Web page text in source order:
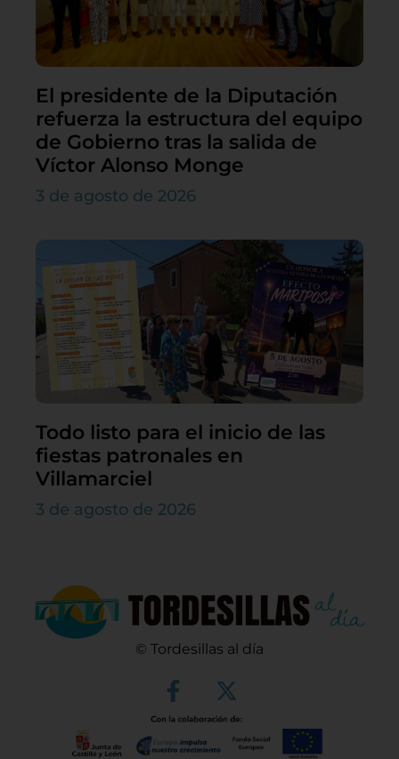
El presidente de la Diputación
refuerza la estructura del equipo
de Gobierno tras la salida de
Víctor Alonso Monge
3 de agosto de 2026
Todo listo para el inicio de las
fiestas patronales en
Villamarciel
3 de agosto de 2026
© Tordesillas al día